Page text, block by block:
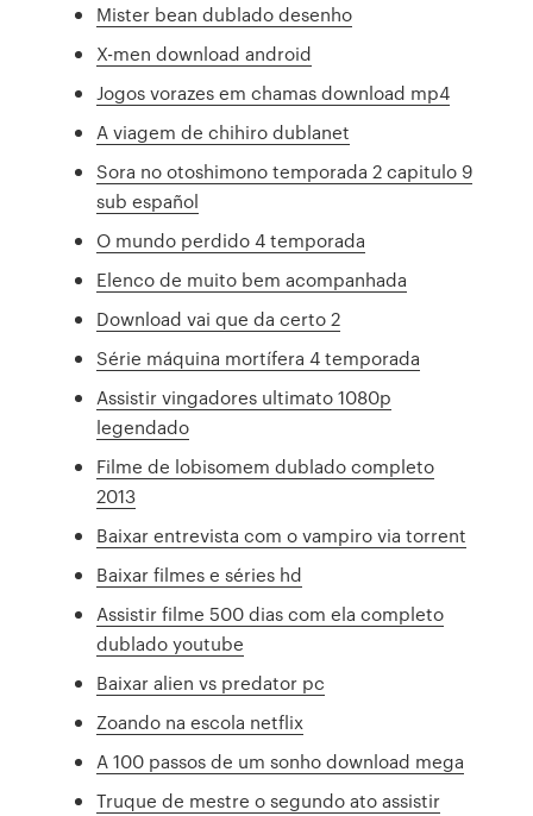
Mister bean dublado desenho
X-men download android
Jogos vorazes em chamas download mp4
A viagem de chihiro dublanet
Sora no otoshimono temporada 2 capitulo 9
sub español
O mundo perdido 4 temporada
Elenco de muito bem acompanhada
Download vai que da certo 2
Série máquina mortífera 4 temporada
Assistir vingadores ultimato 1080p
legendado
Filme de lobisomem dublado completo
2013
Baixar entrevista com o vampiro via torrent
Baixar filmes e séries hd
Assistir filme 500 dias com ela completo
dublado youtube
Baixar alien vs predator pc
Zoando na escola netflix
A 100 passos de um sonho download mega
Truque de mestre o segundo ato assistir